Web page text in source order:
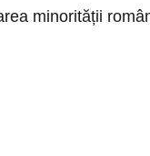
minorității